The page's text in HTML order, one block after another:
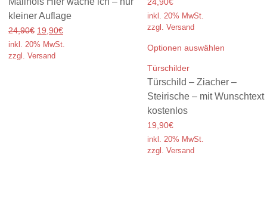
kleiner Auflage
24,90€ 19,90€
inkl. 20% MwSt.
zzgl. Versand
inkl. 20% MwSt.
zzgl. Versand
Optionen auswählen
Türschilder
Türschild – Ziacher –
Steirische – mit Wunschtext
kostenlos
19,90€
inkl. 20% MwSt.
zzgl. Versand